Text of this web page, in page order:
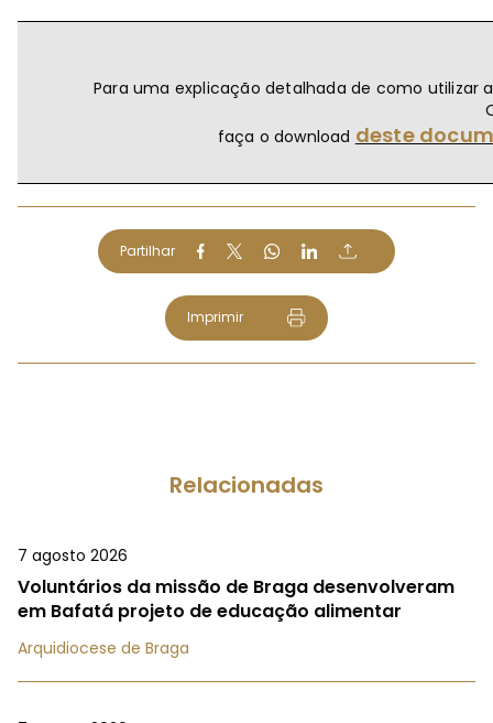
Para uma explicação detalhada de como utilizar
faça o download deste
Partilhar
Imprimir
Relacionadas
7 agosto 2026
Voluntários da missão de Braga desenvolveram
em Bafatá projeto de educação alimentar
Arquidiocese de Braga